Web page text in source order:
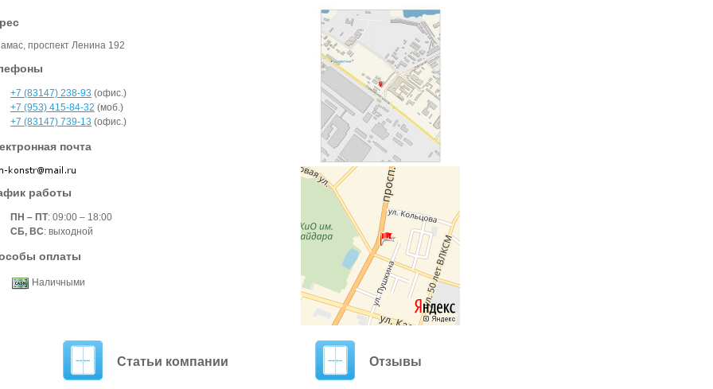
проспект Ленина 192
+7 (83147) 238-93 (офис.)
+7 (953) 415-84-32 (моб.)
+7 (83147) 739-13 (офис.)
почта
работы
ПН – ПТ: 09:00 – 18:00
СБ, ВС: выходной
оплаты
Наличными
Статьи компании Отзывы